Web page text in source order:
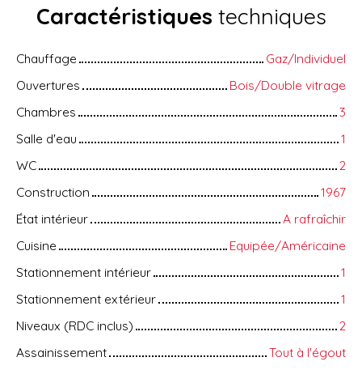
Caractéristiques techniques
Chauffage
Gaz/Individuel
Ouvertures
Bois/Double vitrage
Chambres
3
Salle d'eau
1
WC
2
Construction
1967
État intérieur
A rafraîchir
Cuisine
Equipée/Américaine
Stationnement intérieur
1
Stationnement extérieur
1
Niveaux (RDC inclus)
2
Assainissement
Tout à l'égout